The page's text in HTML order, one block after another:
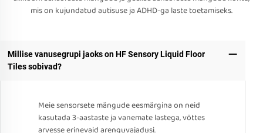
mis on kujundatud autisuse ja ADHD-ga laste toetamiseks.
Millise vanusegrupi jaoks on HF Sensory Liquid Floor
Tiles sobivad?
Meie sensorsete mängude eesmärgina on neid
kasutada 3-aastaste ja vanemate lastega, võttes
arvesse erinevaid arenguvajadusi.